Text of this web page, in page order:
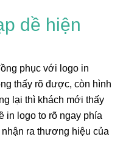
dề hiện
phục với logo in
thấy rõ được, còn hình
lại thì khách mới thấy
in logo to rõ ngay phía
ra thương hiệu của